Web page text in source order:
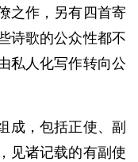
之作，另有四首寄
诗歌的公众性都不
私人化写作转向公
成，包括正使、副
见诸记载的有副使